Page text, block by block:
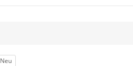
Status
Neu